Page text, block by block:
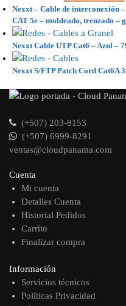
Nexxt – Cable de interconexión
CAT 5e – moldeado, trenzado –
Nexxt Cable UTP Cat6 – Azul –
Nexxt S/FTP Patch Cord Cat6A
(+507) 203-8153
(+507) 6999-8291
ventas@cloudpanama.com
Cuenta
Mi cuenta
Detalles Cuenta
Historial Pedidos
Carrito
Finalizar compra
Información
Servicios técnicos
Políticas Privacidad